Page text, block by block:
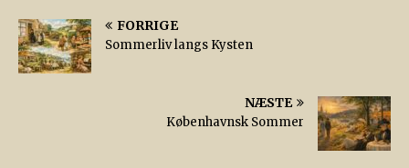
FORRIGE
Sommerliv langs Kysten
NÆSTE
Københavnsk Sommer